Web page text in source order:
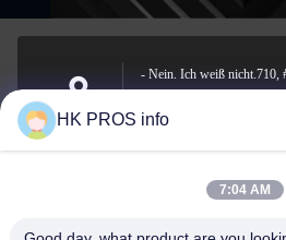
Anschrift
- Nein. Ich weiß nicht.710,
Yanjiao, Sanhe, Provinz
info@chppros.com
HK PROS info
7:04 AM